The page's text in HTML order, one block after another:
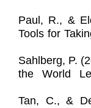
[1] Paul, R., &
Tools for
[2] Sahlberg,
the World
[3] Tan, C., &